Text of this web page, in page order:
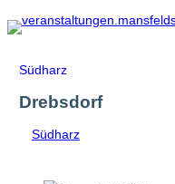
Zum
Inhalt
Südharz
Drebsdorf
Südharz